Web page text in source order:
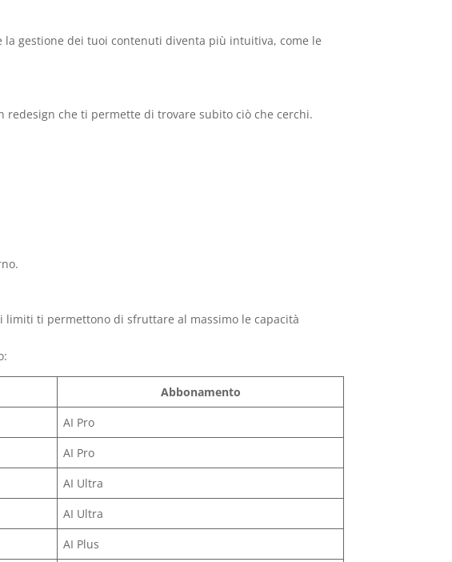
gestione dei tuoi contenuti diventa più intuitiva, come le
redesign che ti permette di trovare subito ciò che cerchi.
limiti ti permettono di sfruttare al massimo le capacità
Abbonamento
AI Pro
AI Pro
AI Ultra
AI Ultra
AI Plus